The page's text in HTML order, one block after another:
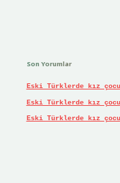
Son Yorumlar
Eski Türklerde kız
Eski Türklerde kız
Eski Türklerde kız